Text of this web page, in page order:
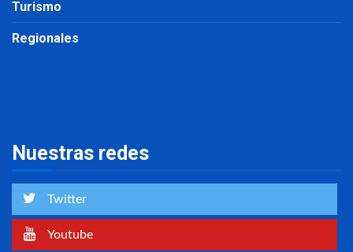
Turismo
Regionales
Nuestras redes
Twitter
Youtube